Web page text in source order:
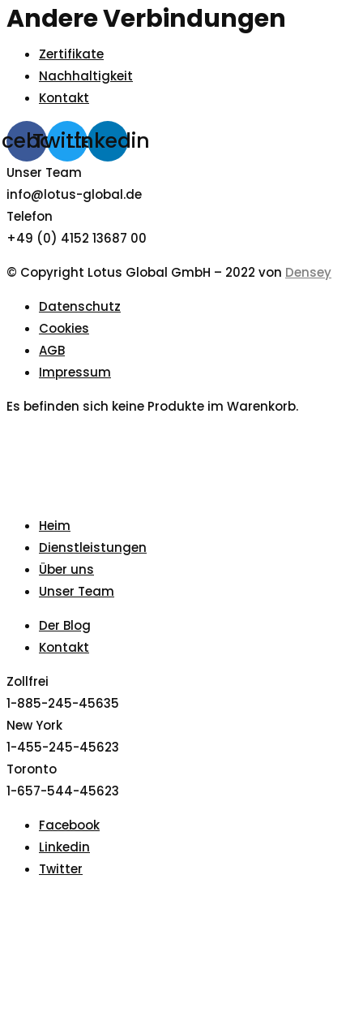
Andere Verbindungen
Zertifikate
Nachhaltigkeit
Kontakt
TwitterLinkedin
Unser Team
info@lotus-global.de
Telefon
+49 (0) 4152 13687 00
© Copyright Lotus Global GmbH – 2022 von Densey
Datenschutz
Cookies
AGB
Impressum
Es befinden sich keine Produkte im Warenkorb.
Heim
Dienstleistungen
Über uns
Unser Team
Der Blog
Kontakt
Zollfrei
1-885-245-45635
New York
1-455-245-45623
Toronto
1-657-544-45623
Facebook
Linkedin
Twitter